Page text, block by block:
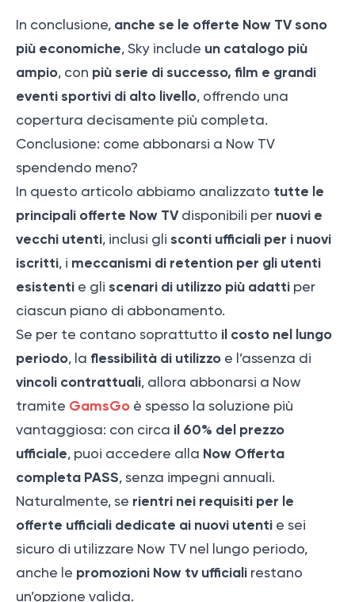
In conclusione, anche se le offerte Now TV sono
più economiche, Sky include un catalogo più
ampio, con più serie di successo, film e grandi
eventi sportivi di alto livello, offrendo una
copertura decisamente più completa.
Conclusione: come abbonarsi a Now TV
spendendo meno?
In questo articolo abbiamo analizzato tutte le
principali offerte Now TVdisponibili per nuovi e
vecchi utenti, inclusi gli sconti ufficiali per i nuovi
iscritti, i meccanismi di retention per gli utenti
esistenti e gli scenari di utilizzo più adatti per
ciascun piano di abbonamento.
Se per te contano soprattutto il costo nel lungo
periodo, la flessibilità di utilizzo e l’assenza di
vincoli contrattuali, allora abbonarsi a Now
tramite GamsGo è spesso la soluzione più
vantaggiosa: con circa il 60% del prezzo
ufficiale, puoi accedere alla Now Offerta
completa PASS, senza impegni annuali.
Naturalmente, se rientri nei requisiti per le
offerte ufficiali dedicate ai nuovi utenti e sei
sicuro di utilizzare Now TV nel lungo periodo,
anche le promozioni Now tv ufficiali restano
un’opzione valida.